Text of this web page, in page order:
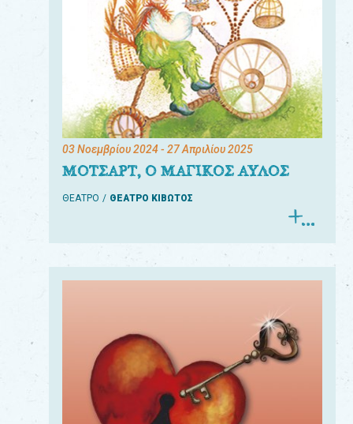
03 Νοεμβρίου 2024- 27 Απριλίου 2025
ΜΟΤΣΑΡΤ, Ο ΜΑΓΙΚΟΣ ΑΥΛΟΣ
ΘΕΑΤΡΟ ΘΕΑΤΡΟ ΚΙΒΩΤΟΣ